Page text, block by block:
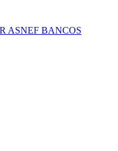
ASNEF BANCOS